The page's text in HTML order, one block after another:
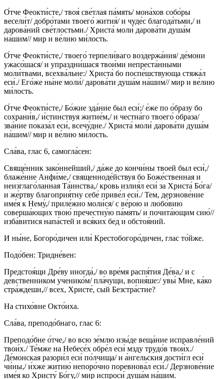
О́тче Феокти́сте,/ твоя́ све́тлая па́мять/ мона́хов собо́ры
весели́т/ добро́тами твоего́ жития́/ и чуде́с благода́тьми,/ и
дарова́ний све́тлостьми./ Христа́ моли́ дарова́ти душа́м
на́шим// мир и ве́лию ми́лость.
О́тче Феокти́сте,/ твоего́ терпели́ваго воздержа́ния/ де́мони
ужасо́шася/ и упраздни́шася твои́ми непреста́нными
моли́твами, всехва́льне:/ Христа́ бо поспе́шствующа стяжа́л
еси́./ Его́же ны́не моли́/ дарова́ти душа́м на́шим// мир и ве́лию
ми́лость.
О́тче Феокти́сте,/ Бо́жие зда́ние был еси́;/ е́же по о́бразу бо
сохрани́в,/ и́стинствуя житие́м,/ и честна́го твоего́ о́браза/
зва́ние показа́л еси́, всечу́дне./ Христа́ моли́ дарова́ти душа́м
на́шим// мир и ве́лию ми́лость.
Сла́ва, глас 6, самогла́сен:
Свяще́нник зако́ннейший,/ да́же до кончи́ны твоей был еси́,/
блаже́нне Анфи́ме,/ священноде́йствуя бо Боже́ственная и
неизглаго́ланная Та́инства,/ кровь излия́л еси́ за Христа́ Бо́га/
и же́ртву благоприя́тну себе́ приве́л еси́./ Тем, дерзнове́ние
име́я к Нему́,/ приле́жно моли́ся/ с ве́рою и любо́вию
соверша́ющих твою́ пречестну́ю па́мять/ и почита́ющим сию́//
изба́витися напа́стей и вся́ких бед и обстоя́ний.
И ны́не, Богоро́дичен или́ Крестобогоро́дичен, глас то́йже.
Подо́бен: Тридне́вен:
Предстоя́щи Дре́ву иногда́,/ во вре́мя распя́тия Де́ва,/ и с
де́вственником ученико́м/ пла́чущи, вопия́ше:/ увы́ Мне, ка́ко
стра́ждеши,// всех, Христе́, сый Безстра́стие?
На стихо́вне Окто́иха.
Сла́ва, преподо́бнаго, глас 6:
Преподо́бне о́тче,/ во всю зе́млю изы́де веща́ние исправле́ний
твои́х./ Те́мже на Небесе́х обре́л еси́ мзду трудо́в твои́х./
Де́монская разори́л еси́ по́лчища/ и а́нгельския дости́гл еси́
чи́ны,/ и́хже житию́ непоро́чно поревнова́л еси́./ Дерзнове́ние
име́я ко Христу́ Бо́гу,// мир испроси́ душа́м на́шим.